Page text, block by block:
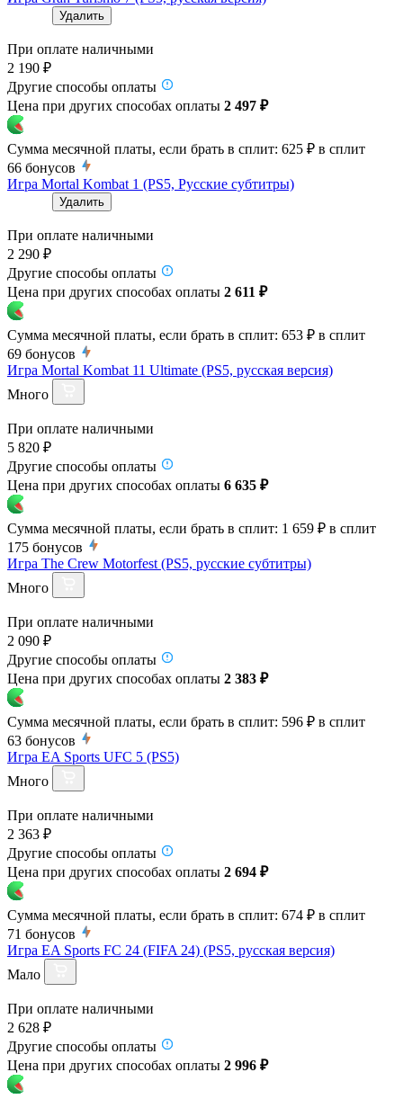
Удалить
При оплате наличными
2 190 ₽
Другие способы оплаты
Цена при других способах оплаты 2 497 ₽
Сумма месячной платы, если брать в сплит: 625 ₽ в сплит
66 бонусов
Игра Mortal Kombat 1 (PS5, Русские субтитры)
Удалить
При оплате наличными
2 290 ₽
Другие способы оплаты
Цена при других способах оплаты 2 611 ₽
Сумма месячной платы, если брать в сплит: 653 ₽ в сплит
69 бонусов
Игра Mortal Kombat 11 Ultimate (PS5, русская версия)
Много
При оплате наличными
5 820 ₽
Другие способы оплаты
Цена при других способах оплаты 6 635 ₽
Сумма месячной платы, если брать в сплит: 1 659 ₽ в сплит
175 бонусов
Игра The Crew Motorfest (PS5, русские субтитры)
Много
При оплате наличными
2 090 ₽
Другие способы оплаты
Цена при других способах оплаты 2 383 ₽
Сумма месячной платы, если брать в сплит: 596 ₽ в сплит
63 бонусов
Игра EA Sports UFC 5 (PS5)
Много
При оплате наличными
2 363 ₽
Другие способы оплаты
Цена при других способах оплаты 2 694 ₽
Сумма месячной платы, если брать в сплит: 674 ₽ в сплит
71 бонусов
Игра EA Sports FC 24 (FIFA 24) (PS5, русская версия)
Мало
При оплате наличными
2 628 ₽
Другие способы оплаты
Цена при других способах оплаты 2 996 ₽